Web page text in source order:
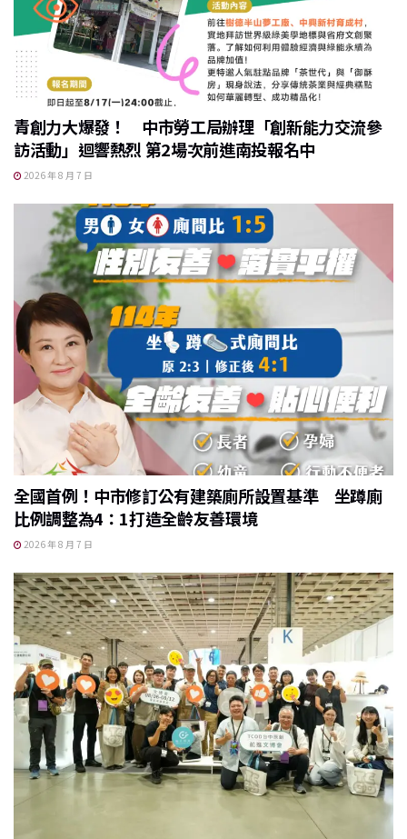
青創力大爆發！ 中市勞工局辦理「創新能力交流參
訪活動」迴響熱烈 第2場次前進南投報名中
2026 年 8 月 7 日
全國首例！中市修訂公有建築廁所設置基準 坐蹲廁
比例調整為4：1打造全齡友善環境
2026 年 8 月 7 日